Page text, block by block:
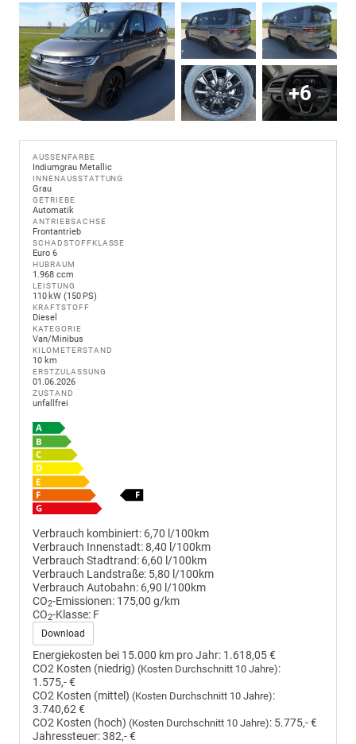
+6
AUSSENFARBE
Indiumgrau Metallic
INNENAUSSTATTUNG
Grau
GETRIEBE
Automatik
ANTRIEBSACHSE
Frontantrieb
SCHADSTOFFKLASSE
Euro 6
HUBRAUM
1.968 ccm
LEISTUNG
110 kW (150 PS)
KRAFTSTOFF
Diesel
KATEGORIE
Van/Minibus
KILOMETERSTAND
10 km
ERSTZULASSUNG
01.06.2026
ZUSTAND
unfallfrei
Verbrauch kombiniert: 6,70 l/100km
Verbrauch Innenstadt:8,40 l/100km
Verbrauch Stadtrand: 6,60 l/100km
Verbrauch Landstraße: 5,80 l/100km
Verbrauch Autobahn: 6,90 l/100km
CO2-Emissionen: 175,00 g/km
CO2-Klasse: F
Download
Energiekosten bei 15.000 km pro Jahr: 1.618,05 €
CO2 Kosten (niedrig) (Kosten Durchschnitt 10 Jahre):
1.575,- €
CO2 Kosten (mittel) (Kosten Durchschnitt 10 Jahre):
3.740,62 €
CO2 Kosten (hoch) (Kosten Durchschnitt 10 Jahre): 5.775,- €
Jahressteuer:382,- €